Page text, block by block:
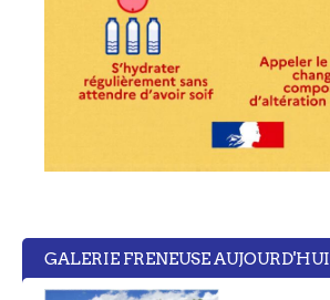
GALERIE FRENEUSE AUJOURD'HUI